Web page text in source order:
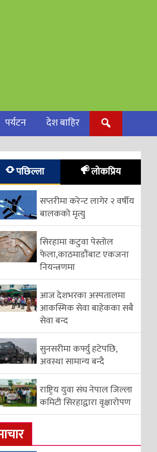
पर्यटन देश बाहिर
पछिल्ला लोकप्रिय
सप्तरीमा करेन्ट लागेर २ वर्षीय
बालकको मृत्यु
सिरहामा कटुवा पेस्तोल
फेला,काठमाडौंबाट एकजना
नियन्त्रणमा
आज देशभरका अस्पतालमा
आकस्मिक सेवा बाहेकका सबै
सेवा बन्द
सुनसरीमा कर्फ्यु हटेपछि,
अवस्था सामान्य बन्दै
राष्ट्रिय युवा संघ नेपाल जिल्ला
कमिटी सिरहाद्वारा वृक्षारोपण